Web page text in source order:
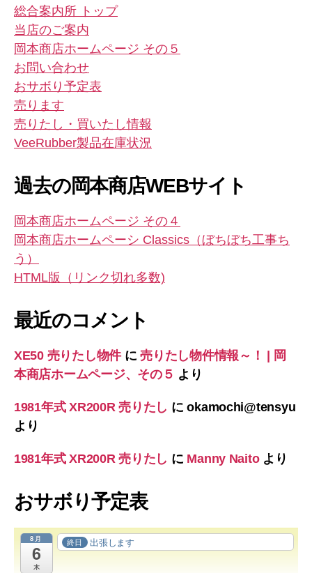
総合案内所 トップ
当店のご案内
岡本商店ホームページ その５
お問い合わせ
おサボり予定表
売ります
売りたし・買いたし情報
VeeRubber製品在庫状況
過去の岡本商店WEBサイト
岡本商店ホームページ その４
岡本商店ホームペーシ Classics（ぼちぼち工事ち
う）
HTML版（リンク切れ多数)
最近のコメント
XE50 売りたし物件に売りたし物件情報～！ | 岡
本商店ホームページ、その５ より
1981年式 XR200R 売りたし にokamochi@tensyu
より
1981年式 XR200R 売りたし に Manny Naitoより
おサボり予定表
8月
6
木
終日 出張します